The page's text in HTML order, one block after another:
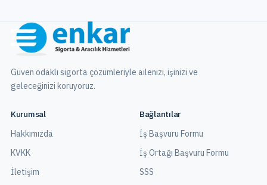
Güven odaklı sigorta çözümleriyle ailenizi, işinizi ve
geleceğinizi koruyoruz.
Kurumsal
Hakkımızda
KVKK
İletişim
Bağlantılar
İş Başvuru Formu
İş Ortağı Başvuru Formu
SSS